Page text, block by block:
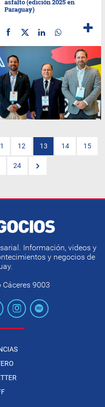
Paraguay)
12 13 14 15
24
Información, videos y
y negocios de
9003